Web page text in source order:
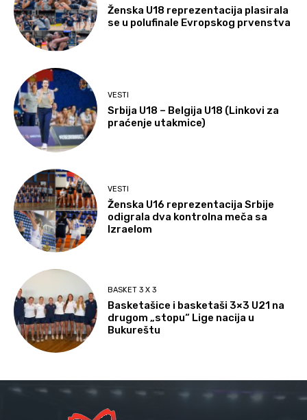
Ženska U18 reprezentacija plasirala
se u polufinale Evropskog prvenstva
VESTI
Srbija U18 – Belgija U18 (Linkovi za
praćenje utakmice)
VESTI
Ženska U16 reprezentacija Srbije
odigrala dva kontrolna meča sa
Izraelom
BASKET 3 X 3
Basketašice i basketaši 3×3 U21 na
drugom „stopu“ Lige nacija u
Bukureštu